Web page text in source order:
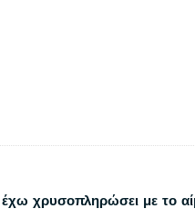
χρυσοπληρώσει με το